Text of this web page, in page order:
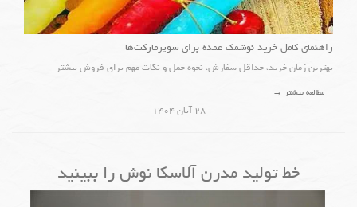
راهنمای کامل خرید نوشمک عمده برای سوپرمارکت‌ها
بهترین زمان خرید، حداقل سفارش، نحوه حمل و نکات مهم برای فروش بیشتر
مطالعه بیشتر →
۲۸ آبان ۱۴۰۴
خط تولید مدرن آلاسکا نوش را ببینید